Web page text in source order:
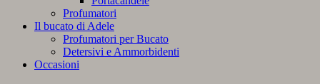
Profumatori
Il bucato di Adele
Profumatori per Bucato
Detersivi e Ammorbidenti
Occasioni